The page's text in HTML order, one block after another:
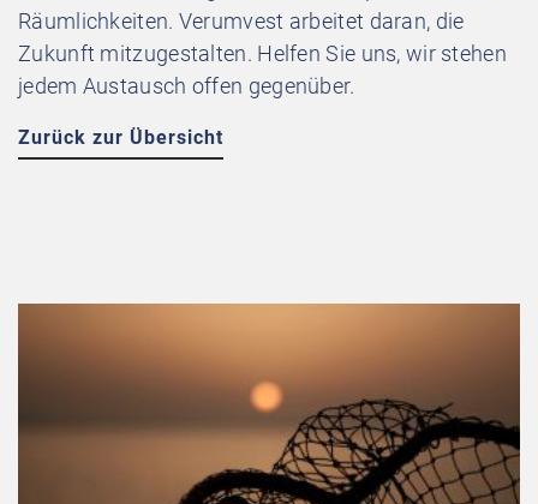
Räumlichkeiten. Verumvest arbeitet daran, die
Zukunft mitzugestalten. Helfen Sie uns, wir stehen
jedem Austausch offen gegenüber.
Zurück zur Übersicht